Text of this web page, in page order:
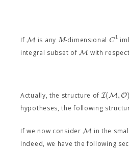
IfM is any M-dimensional C1
integral subset ofM with
Actually, the structure ofI(M,O)
hypotheses, the following
If we now considerM in the
Indeed, we have the following